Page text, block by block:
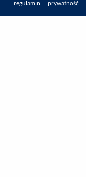
regulamin
prywatność